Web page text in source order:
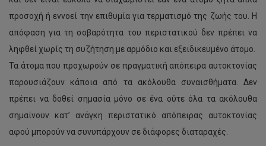
προσοχή ή εννοεί την επιθυμία για τερματισμό της ζωής του. Η
απόφαση για τη σοβαρότητα του περιστατικού δεν πρέπει να
ληφθεί χωρίς τη συζήτηση με αρμόδιο και εξειδικευμένο άτομο.
Τα άτομα που προχωρούν σε πραγματική απόπειρα αυτοκτονίας
παρουσιάζουν κάποια από τα ακόλουθα συναισθήματα. Δεν
πρέπει να δοθεί σημασία μόνο σε ένα ούτε όλα τα ακόλουθα
σημαίνουν κατ’ ανάγκη περιστατικό απόπειρας αυτοκτονίας
αφού μπορούν να συνυπάρχουν σε διάφορες διαταραχές.